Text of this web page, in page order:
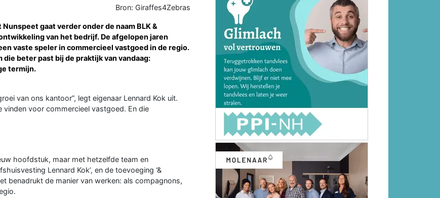
Bron: Giraffes4Zebras
gaat verder onder de naam BLK &
van het bedrijf. De afgelopen jaren
vaste speler in commercieel vastgoed in de regio.
beter past bij de praktijk van vandaag:
termijn.
van ons kantoor”, legt eigenaar Lennard Kok uit.
vinden voor commercieel vastgoed. En die
hoofdstuk, maar met hetzelfde team en
Lennard Kok’, en de toevoeging ‘&
benadrukt de manier van werken: als compagnons,